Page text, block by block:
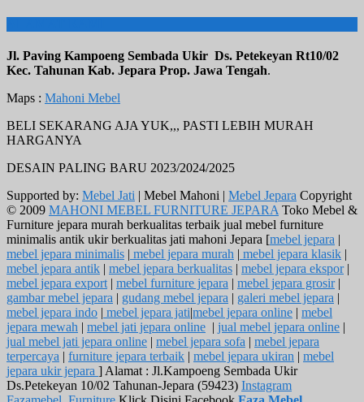
Jl. Paving Kampoeng Sembada Ukir Ds. Petekeyan Rt10/02
Kec. Tahunan Kab. Jepara Prop. Jawa Tengah.
Maps : Mahoni Mebel
BELI SEKARANG AJA YUK,,, PASTI LEBIH MURAH
HARGANYA
DESAIN PALING BARU 2023/2024/2025
Supported by: Mebel Jati | Mebel Mahoni | Mebel Jepara Copyright
© 2009 MAHONI MEBEL FURNITURE JEPARA Toko Mebel &
Furniture jepara murah berkualitas terbaik jual mebel furniture
minimalis antik ukir berkualitas jati mahoni Jepara [mebel jepara |
mebel jepara minimalis | mebel jepara murah | mebel jepara klasik |
mebel jepara antik | mebel jepara berkualitas | mebel jepara ekspor|
mebel jepara export | mebel furniture jepara | mebel jepara grosir|
gambar mebel jepara | gudang mebel jepara | galeri mebel jepara |
mebel jepara indo | mebel jepara jati|mebel jepara online | mebel
jepara mewah | mebel jati jepara online | jual mebel jepara online |
jual mebel jati jepara online | mebel jepara sofa | mebel jepara
terpercaya | furniture jepara terbaik | mebel jepara ukiran | mebel
jepara ukir jepara ] Alamat : Jl.Kampoeng Sembada Ukir
Ds.Petekeyan 10/02 Tahunan-Jepara (59423) Instagram